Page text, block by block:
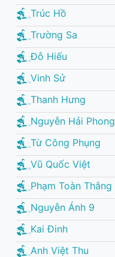
Trúc Hồ
Trường Sa
Đỗ Hiếu
Vinh Sử
Thanh Hưng
Nguyễn Hải Phong
Từ Công Phụng
Vũ Quốc Việt
Phạm Toàn Thắng
Nguyễn Ánh 9
Kai Đinh
Anh Việt Thu